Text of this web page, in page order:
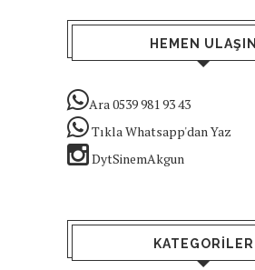
HEMEN ULAŞIN
Ara 0539 981 93 43
Tıkla Whatsapp'dan Yaz
DytSinemAkgun
KATEGORILER